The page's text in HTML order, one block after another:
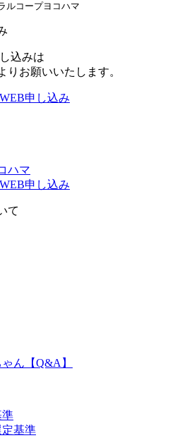
ルコープヨコハマ
込みは
りお願いいたします。
申し込み
申し込み
て
ん【Q&A】
準
基準